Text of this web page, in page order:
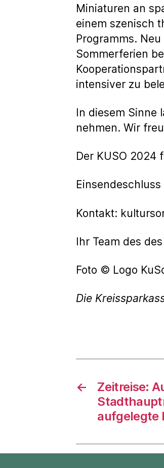
Miniaturen an
einem szenisch
Programms.
Sommerferien
intensiver zu
In diesem Sinne
nehmen. Wir
Der KUSO 2024
Kontakt:
Ihr Team des
Foto © Logo
Die
←
Zeitreise:
aufgelegte